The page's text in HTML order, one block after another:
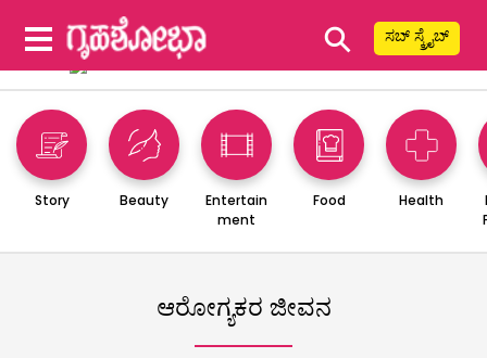
⚲ ಸಬ್ ಸ್ಕ್ರೈಬ್
Story Beauty
Entertain
ment
Food Health
ಆರೋಗ್ಯಕರ ಜೀವನ